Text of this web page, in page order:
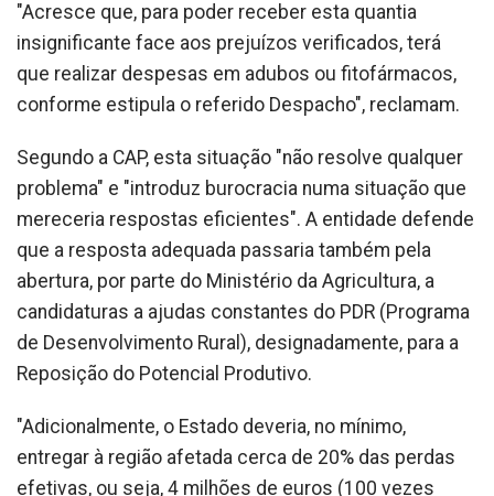
"Acresce que, para poder receber esta quantia
insignificante face aos prejuízos verificados, terá
que realizar despesas em adubos ou fitofármacos,
conforme estipula o referido Despacho", reclamam.
Segundo a CAP, esta situação "não resolve qualquer
problema" e "introduz burocracia numa situação que
mereceria respostas eficientes". A entidade defende
que a resposta adequada passaria também pela
abertura, por parte do Ministério da Agricultura, a
candidaturas a ajudas constantes do PDR (Programa
de Desenvolvimento Rural), designadamente, para a
Reposição do Potencial Produtivo.
"Adicionalmente, o Estado deveria, no mínimo,
entregar à região afetada cerca de 20% das perdas
efetivas, ou seja, 4 milhões de euros (100 vezes